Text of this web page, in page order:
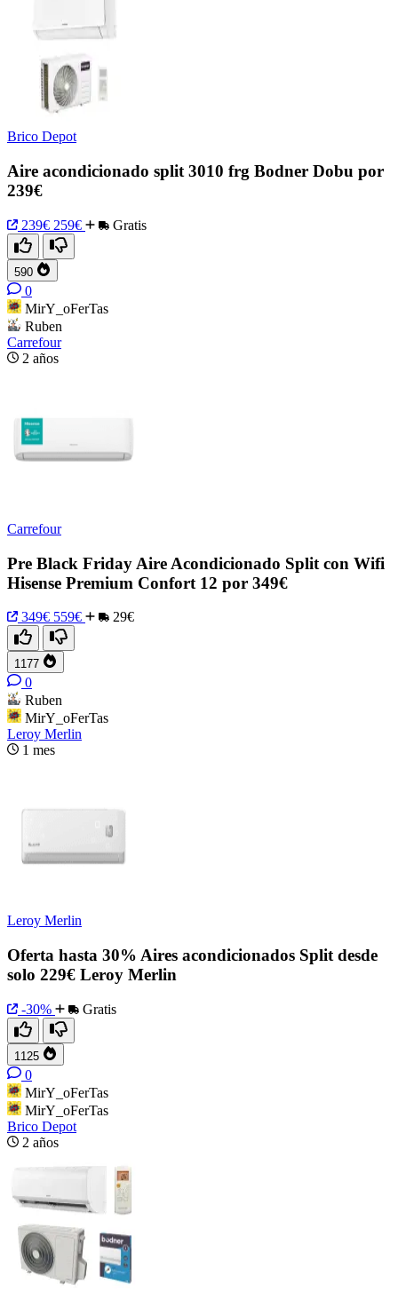
Brico Depot
Aire acondicionado split 3010 frg Bodner Dobu por
239€
239€ 259€ Gratis
590
0
MirY_oFerTas
Ruben
Carrefour
2 años
Carrefour
Pre Black Friday Aire Acondicionado Split con Wifi
Hisense Premium Confort 12 por 349€
349€ 559€ 29€
1177
0
Ruben
MirY_oFerTas
Leroy Merlin
1 mes
Leroy Merlin
Oferta hasta 30% Aires acondicionados Split desde
solo 229€ Leroy Merlin
-30% Gratis
1125
0
MirY_oFerTas
MirY_oFerTas
Brico Depot
2 años